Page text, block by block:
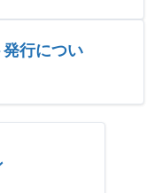
行につい